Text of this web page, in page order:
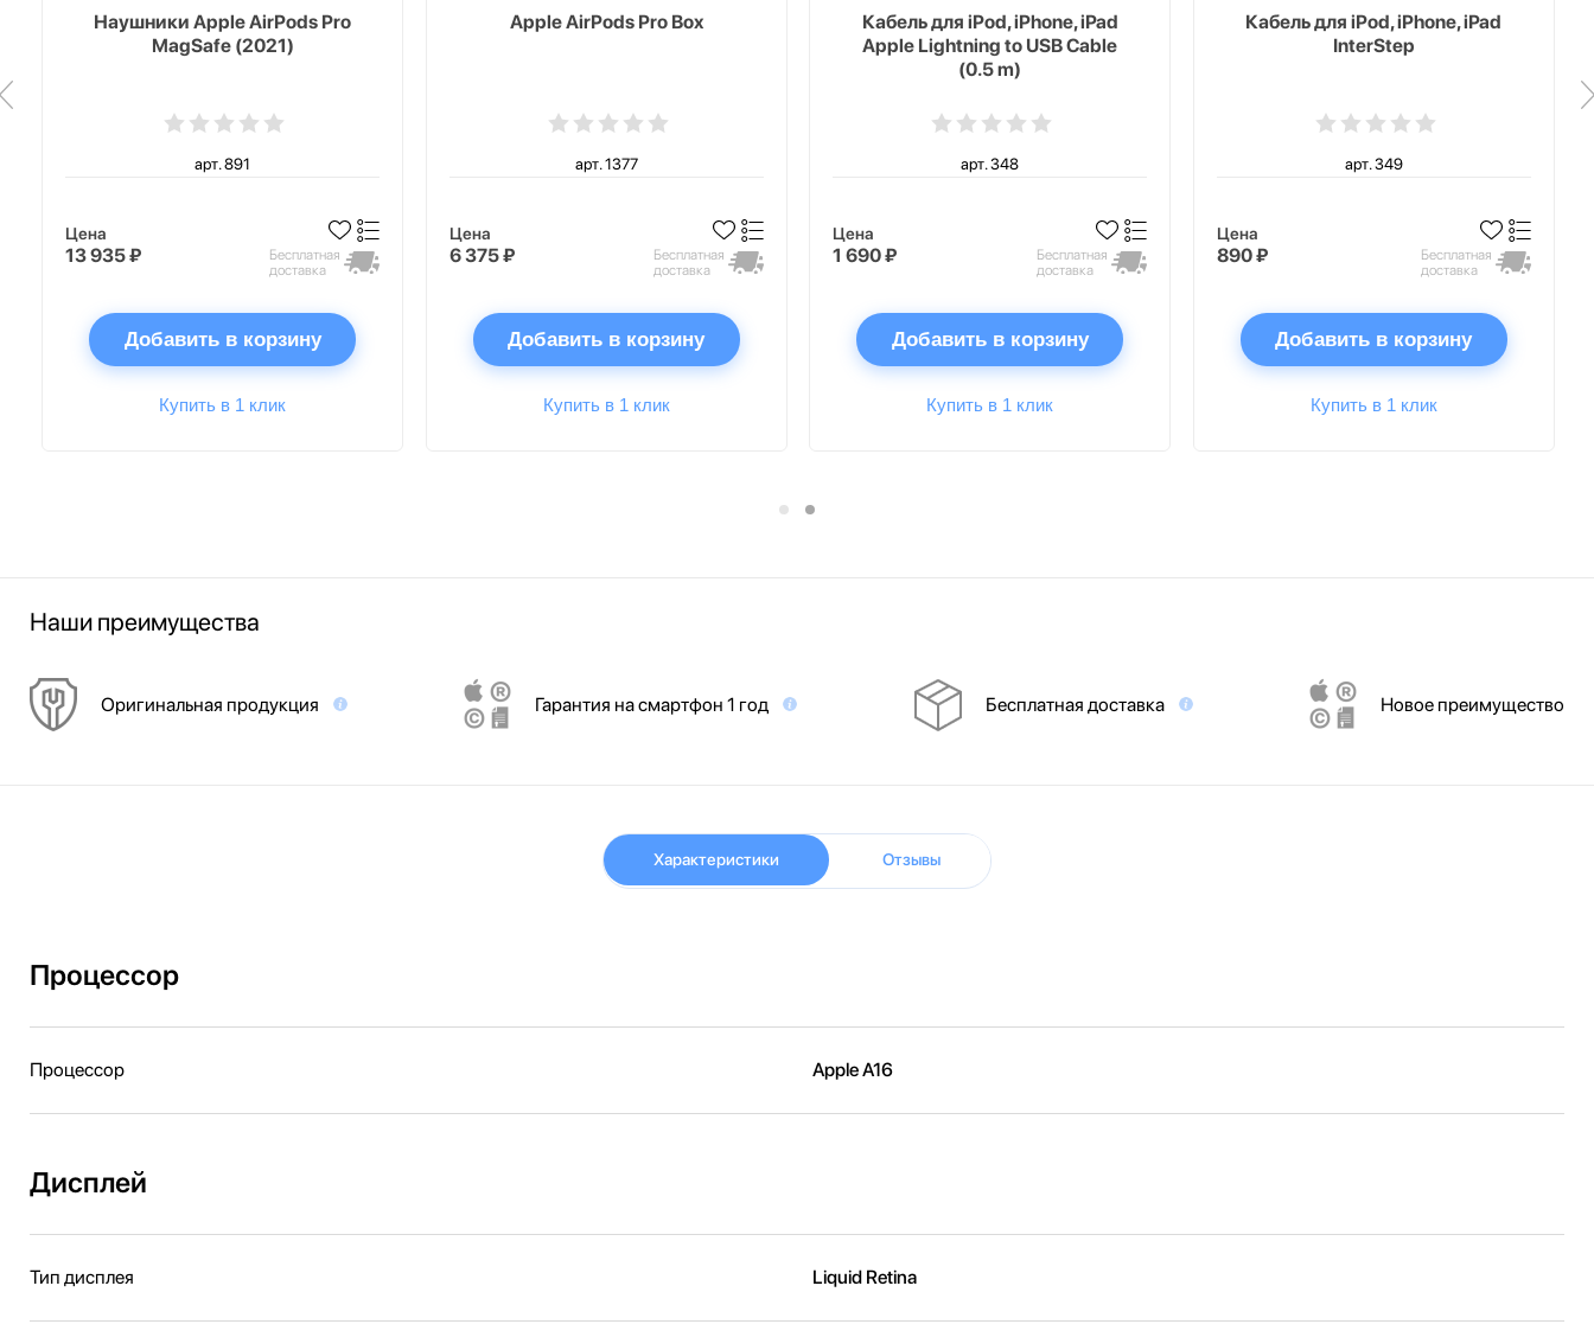
Наушники Apple AirPods Pro
MagSafe (2021)
арт. 891
Цена
13 935 ₽
Бесплатная
доставка
Добавить в корзину
Купить в 1 клик
Apple AirPods Pro Box
арт. 1377
Цена
6 375 ₽
Бесплатная
доставка
Добавить в корзину
Купить в 1 клик
Кабель для iPod, iPhone, iPad
Apple Lightning to USB Cable
(0.5 m)
арт. 348
Цена
1 690 ₽
Бесплатная
доставка
Добавить в корзину
Купить в 1 клик
Кабель для iPod, iPhone, iPad
InterStep
арт. 349
Цена
890 ₽
Бесплатная
доставка
Добавить в корзину
Купить в 1 клик
Наши преимущества
Оригинальная продукция Гарантия на смартфон 1 год Бесплатная доставка Новое преимущество
Характеристики Отзывы
Процессор
Процессор Apple A16
Дисплей
Тип дисплея Liquid Retina